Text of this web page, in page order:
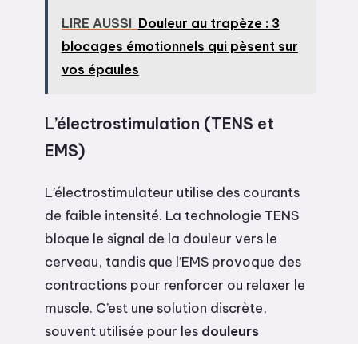
LIRE AUSSI Douleur au trapèze : 3
blocages émotionnels qui pèsent sur
vos épaules
L’électrostimulation (TENS et
EMS)
L’électrostimulateur utilise des courants
de faible intensité. La technologie TENS
bloque le signal de la douleur vers le
cerveau, tandis que l’EMS provoque des
contractions pour renforcer ou relaxer le
muscle. C’est une solution discrète,
souvent utilisée pour les douleurs